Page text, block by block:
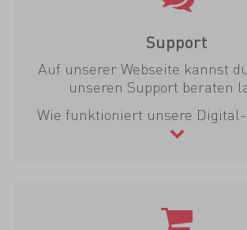
Support
Auf unserer Webseite kannst
unseren Support beraten
Wie funktioniert unsere